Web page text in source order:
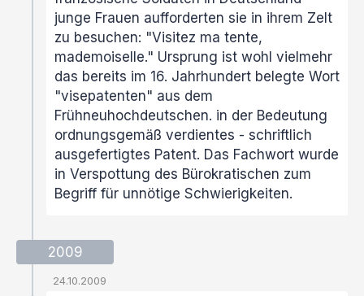
junge Frauen aufforderten sie in ihrem Zelt
zu besuchen: "Visitez ma tente,
mademoiselle." Ursprung ist wohl vielmehr
das bereits im 16. Jahrhundert belegte Wort
"visepatenten" aus dem
Frühneuhochdeutschen. in der Bedeutung
ordnungsgemäß verdientes - schriftlich
ausgefertigtes Patent. Das Fachwort wurde
in Verspottung des Bürokratischen zum
Begriff für unnötige Schwierigkeiten.
2009
24.10.2009